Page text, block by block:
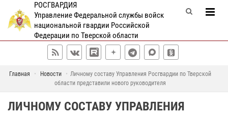
РОСГВАРДИЯ
Управление Федеральной службы войск
национальной гвардии Российской
Федерации по Тверской области
Главная Новости
Личному составу Управления Росгвардии по Тверской
области представили нового руководителя
ЛИЧНОМУ СОСТАВУ УПРАВЛЕНИЯ